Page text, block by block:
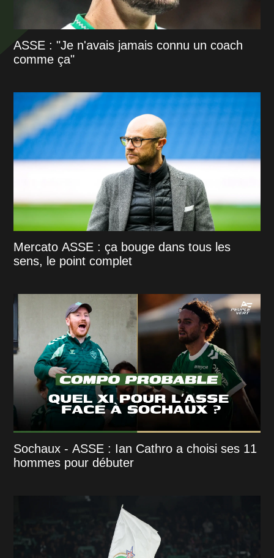
ASSE : "Je n'avais jamais connu un coach
comme ça"
Mercato ASSE : ça bouge dans tous les
sens, le point complet
Sochaux - ASSE : Ian Cathro a choisi ses 11
hommes pour débuter